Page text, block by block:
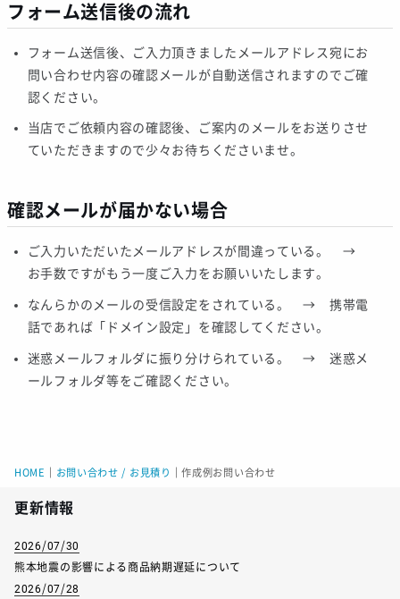
フォーム送信後の流れ
フォーム送信後、ご入力頂きましたメールアドレス宛にお
問い合わせ内容の確認メールが自動送信されますのでご確
認ください。
当店でご依頼内容の確認後、ご案内のメールをお送りさせ
ていただきますので少々お待ちくださいませ。
確認メールが届かない場合
ご入力いただいたメールアドレスが間違っている。 →
お手数ですがもう一度ご入力をお願いいたします。
なんらかのメールの受信設定をされている。 → 携帯電
話であれば「ドメイン設定」を確認してください。
迷惑メールフォルダに振り分けられている。 → 迷惑メ
ールフォルダ等をご確認ください。
HOME お問い合わせ / お見積り ｜作成例お問い合わせ
更新情報
2026/07/30
熊本地震の影響による商品納期遅延について
2026/07/28